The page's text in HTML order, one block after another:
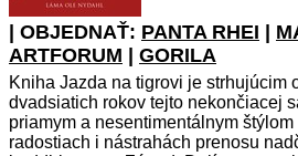
| OBJEDNAŤ: PANTA RHEI |
ARTFORUM | GORILA
Kniha Jazda na tigrovi je strhujúcim
dvadsiatich rokov tejto nekončiacej
priamym a nesentimentálnym
radostiach i nástrahách prenosu